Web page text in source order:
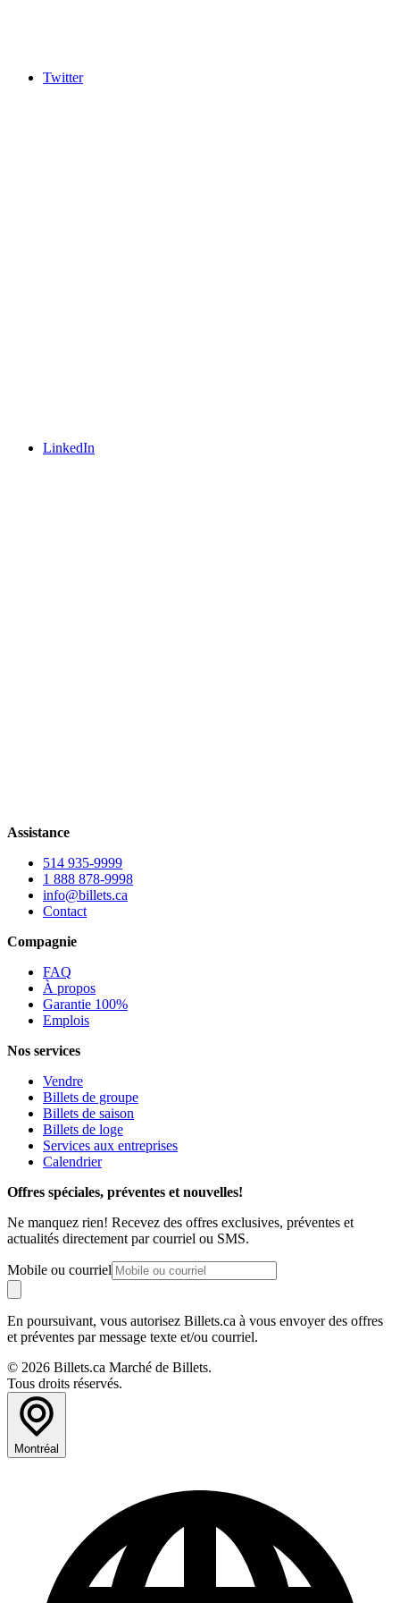
Twitter
LinkedIn
Assistance
514 935-9999
1 888 878-9998
info@billets.ca
Contact
Compagnie
FAQ
À propos
Garantie 100%
Emplois
Nos services
Vendre
Billets de groupe
Billets de saison
Billets de loge
Services aux entreprises
Calendrier
Offres spéciales, préventes et nouvelles!
Ne manquez rien! Recevez des offres exclusives, préventes et
actualités directement par courriel ou SMS.
Mobile ou courriel
En poursuivant, vous autorisez Billets.ca à vous envoyer des offres
et préventes par message texte et/ou courriel.
© 2026 Billets.ca Marché de Billets.
Tous droits réservés.
Montréal